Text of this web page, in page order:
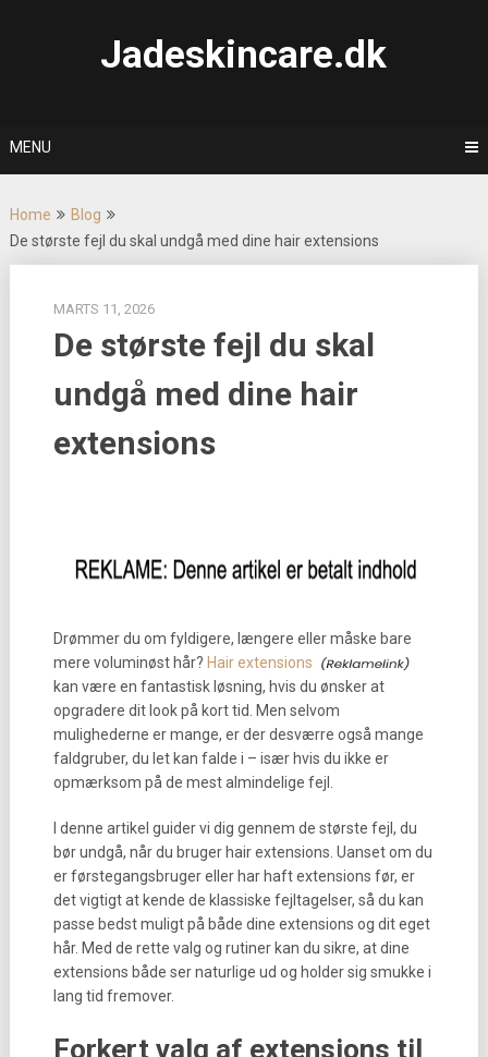
Jadeskincare.dk
MENU
Home
Blog
De største fejl du skal undgå med dine hair extensions
MARTS 11, 2026
De største fejl du skal
undgå med dine hair
extensions
Drømmer du om fyldigere, længere eller måske bare
mere voluminøst hår? Hair extensions
kan være en fantastisk løsning, hvis du ønsker at
opgradere dit look på kort tid. Men selvom
mulighederne er mange, er der desværre også mange
faldgruber, du let kan falde i – især hvis du ikke er
opmærksom på de mest almindelige fejl.
I denne artikel guider vi dig gennem de største fejl, du
bør undgå, når du bruger hair extensions. Uanset om du
er førstegangsbruger eller har haft extensions før, er
det vigtigt at kende de klassiske fejltagelser, så du kan
passe bedst muligt på både dine extensions og dit eget
hår. Med de rette valg og rutiner kan du sikre, at dine
extensions både ser naturlige ud og holder sig smukke i
lang tid fremover.
Forkert valg af extensions til